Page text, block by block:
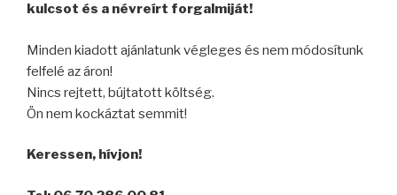
kulcsot és a névreírt forgalmiját!
Minden kiadott ajánlatunk végleges és nem módosítunk
felfelé az áron!
Nincs rejtett, bújtatott költség.
Ön nem kockáztat semmit!
Keressen, hívjon!